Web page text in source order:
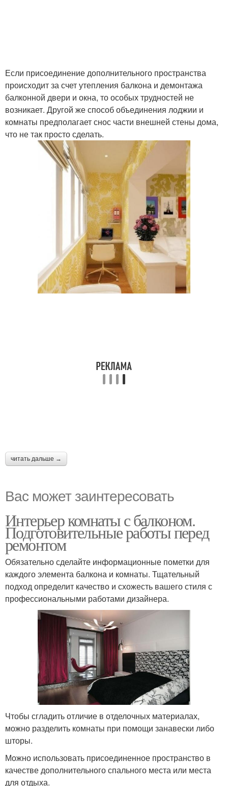
Если присоединение дополнительного пространства
происходит за счет утепления балкона и демонтажа
балконной двери и окна, то особых трудностей не
возникает. Другой же способ объединения лоджии и
комнаты предполагает снос части внешней стены дома,
что не так просто сделать.
читать дальше →
Вас может заинтересовать
Интерьер комнаты с балконом.
Подготовительные работы перед
ремонтом
Обязательно сделайте информационные пометки для
каждого элемента балкона и комнаты. Тщательный
подход определит качество и схожесть вашего стиля с
профессиональными работами дизайнера.
Чтобы сгладить отличие в отделочных материалах,
можно разделить комнаты при помощи занавески либо
шторы.
Можно использовать присоединенное пространство в
качестве дополнительного спального места или места
для отдыха.